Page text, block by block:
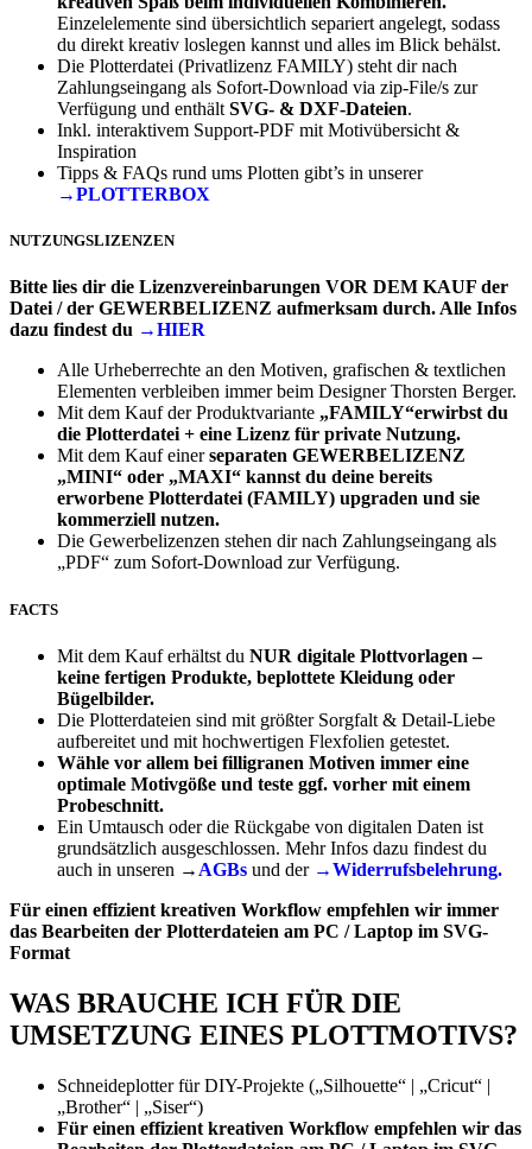
Einzelelemente sind übersichtlich separiert angelegt, sodass
du direkt kreativ loslegen kannst und alles im Blick behälst.
Die Plotterdatei (Privatlizenz FAMILY) steht dir nach
Zahlungseingang als Sofort-Download via zip-File/s zur
Verfügung und enthält SVG- & DXF-Dateien.
Inkl. interaktivem Support-PDF mit Motivübersicht &
Inspiration
Tipps & FAQs rund ums Plotten gibt’s in unserer
→PLOTTERBOX
NUTZUNGSLIZENZEN
Bitte lies dir die Lizenzvereinbarungen VOR DEM KAUF der
Datei / der GEWERBELIZENZ aufmerksam durch. Alle Infos
dazu findest du →HIER
Alle Urheberrechte an den Motiven, grafischen & textlichen
Elementen verbleiben immer beim Designer Thorsten Berger.
Mit dem Kauf der Produktvariante „FAMILY“erwirbst du
die Plotterdatei + eine Lizenz für private Nutzung.
Mit dem Kauf einerseparaten GEWERBELIZENZ
„MINI“ oder „MAXI“ kannst du deine bereits
erworbene Plotterdatei (FAMILY) upgraden und sie
kommerziell nutzen.
Die Gewerbelizenzen stehen dir nach Zahlungseingang als
„PDF“ zum Sofort-Download zur Verfügung.
FACTS
Mit dem Kauf erhältst du NUR digitale Plottvorlagen –
keine fertigen Produkte, beplottete Kleidung oder
Bügelbilder.
Die Plotterdateien sind mit größter Sorgfalt & Detail-Liebe
aufbereitet und mit hochwertigen Flexfolien getestet.
Wähle vor allem bei filligranen Motiven immer eine
optimale Motivgöße und teste ggf. vorher mit einem
Probeschnitt.
Ein Umtausch oder die Rückgabe von digitalen Daten ist
grundsätzlich ausgeschlossen. Mehr Infos dazu findest du
auch in unseren → AGBs und der →Widerrufsbelehrung.
Für einen effizient kreativen Workflow empfehlen wir immer
das Bearbeiten der Plotterdateien am PC / Laptop im SVG-
Format
WAS BRAUCHE ICH FÜR DIE
UMSETZUNG EINES PLOTTMOTIVS?
Schneideplotter für DIY-Projekte („Silhouette“ | „Cricut“ |
„Brother“ | „Siser“)
Für einen effizient kreativen Workflow empfehlen wir das